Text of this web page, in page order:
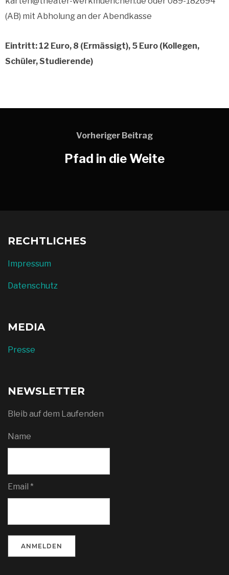
(AB) mit Abholung an der Abendkasse
Eintritt: 12 Euro, 8 (Ermässigt), 5 Euro (Kollegen,
Schüler, Studierende)
Vorheriger Beitrag
Pfad in die Weite
RECHTLICHES
Impressum
Datenschutz
MEDIA
Presse
NEWSLETTER
Bleib auf dem Laufenden
Name
Email *